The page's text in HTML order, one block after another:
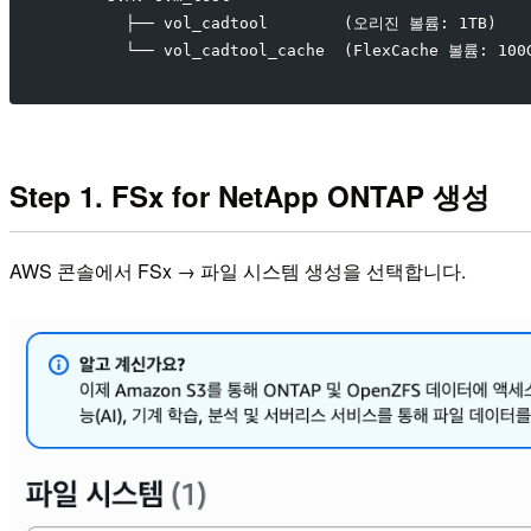
        ├── vol_cadtool        (오리진 볼륨: 1TB)
└── vol_cadtool_cache  (FlexCache 볼륨:
Step 1. FSx for NetApp ONTAP 생성
AWS 콘솔에서 FSx → 파일 시스템 생성을 선택합니다.